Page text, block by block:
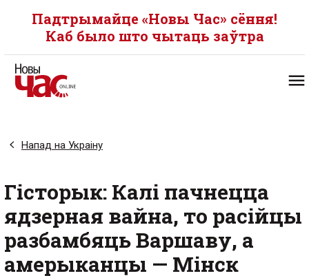
Падтрымайце «Новы Час» сёння!
Каб было што чытаць заўтра
Напад на Украіну
Гісторык: Калі пачнецца
ядзерная вайна, то расійцы
разбамбяць Варшаву, а
амерыканцы — Мінск